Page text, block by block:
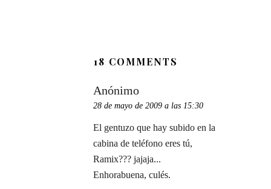
18 COMMENTS
Anónimo
28 de mayo de 2009 a las 15:30
El gentuzo que hay subido en la
cabina de teléfono eres tú,
Ramix??? jajaja...
Enhorabuena, culés.